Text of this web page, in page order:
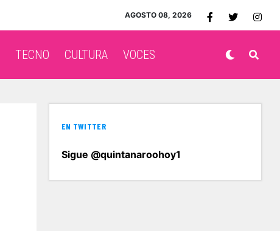
AGOSTO 08, 2026
TECNO CULTURA VOCES
EN TWITTER
Sigue @quintanaroohoy1